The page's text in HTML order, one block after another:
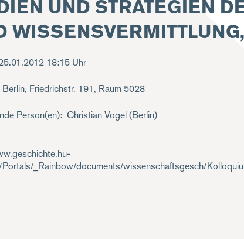
UND STRATEGIEN
18:15 Uhr
Friedrichstr. 191, Raum 5028
Person(en) Christian Vogel (Berlin)
Portals/_Rainbow/documents/wissenschaftsgesch/